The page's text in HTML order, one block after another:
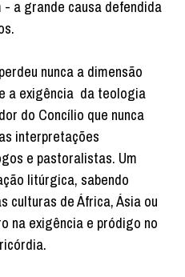
- a grande causa defendida
nunca a dimensão
a exigência da teologia
do Concílio que nunca
interpretações
e pastoralistas. Um
litúrgica, sabendo
culturas de África, Ásia ou
na exigência e pródigo no